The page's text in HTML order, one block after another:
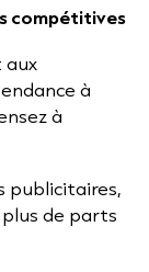
compétitives
aux
à
à
publicitaires,
de parts